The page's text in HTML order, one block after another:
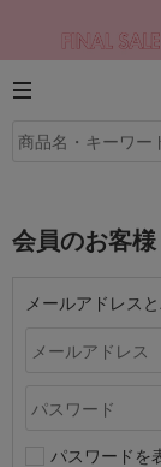
会員のお客様
メールアドレス
パスワードを